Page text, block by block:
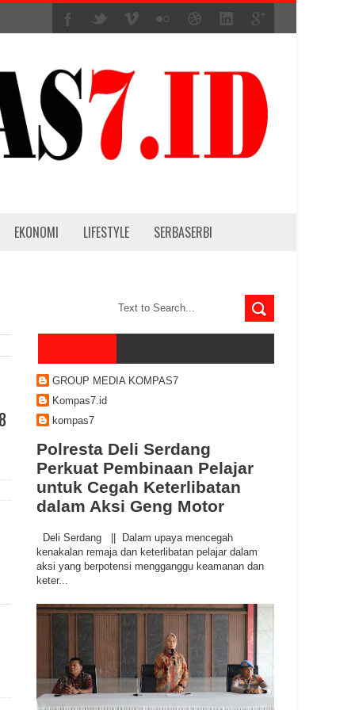
EKONOMI LIFESTYLE SERBASERBI
GROUP MEDIA KOMPAS7
Kompas7.id
kompas7
Polresta Deli Serdang
Perkuat Pembinaan Pelajar
untuk Cegah Keterlibatan
dalam Aksi Geng Motor
Deli Serdang || Dalam upaya mencegah
kenakalan remaja dan keterlibatan pelajar dalam
aksi yang berpotensi mengganggu keamanan dan
keter...